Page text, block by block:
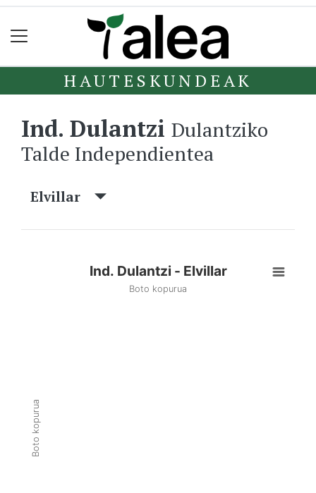
HAUTESKUNDEAK
Ind. Dulantzi Dulantziko
Talde Independientea
Elvillar
Boto kopurua
Ind. Dulantzi - Elvillar
Boto kopurua